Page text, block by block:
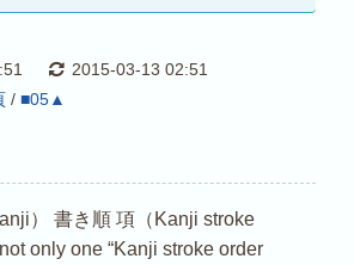
2015-03-13 02:51
/ ■05▲
） 書き順 項（Kanji stroke
only one “Kanji stroke order